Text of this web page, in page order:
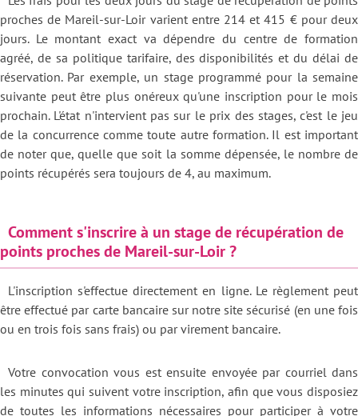
proches de Mareil-sur-Loir varient entre 214 et 415 € pour deux
jours. Le montant exact va dépendre du centre de formation
agréé, de sa politique tarifaire, des disponibilités et du délai de
réservation. Par exemple, un stage programmé pour la semaine
suivante peut être plus onéreux qu'une inscription pour le mois
prochain. L'état n'intervient pas sur le prix des stages, c'est le jeu
de la concurrence comme toute autre formation. Il est important
de noter que, quelle que soit la somme dépensée, le nombre de
points récupérés sera toujours de 4, au maximum.
Comment s'inscrire à un stage de récupération de
points proches de Mareil-sur-Loir ?
L'inscription s'effectue directement en ligne. Le règlement peut
être effectué par carte bancaire sur notre site sécurisé (en une fois
ou en trois fois sans frais) ou par virement bancaire.
Votre convocation vous est ensuite envoyée par courriel dans
les minutes qui suivent votre inscription, afin que vous disposiez
de toutes les informations nécessaires pour participer à votre